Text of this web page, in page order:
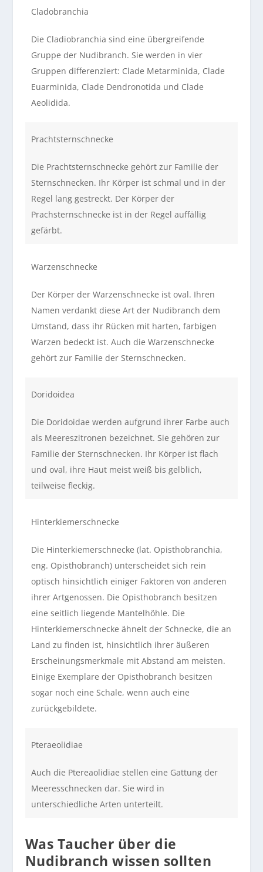
Cladobranchia
Die Cladiobranchia sind eine übergreifende
Gruppe der Nudibranch. Sie werden in vier
Gruppen differenziert: Clade Metarminida, Clade
Euarminida, Clade Dendronotida und Clade
Aeolidida.
Prachtsternschnecke
Die Prachtsternschnecke gehört zur Familie der
Sternschnecken. Ihr Körper ist schmal und in der
Regel lang gestreckt. Der Körper der
Prachsternschnecke ist in der Regel auffällig
gefärbt.
Warzenschnecke
Der Körper der Warzenschnecke ist oval. Ihren
Namen verdankt diese Art der Nudibranch dem
Umstand, dass ihr Rücken mit harten, farbigen
Warzen bedeckt ist. Auch die Warzenschnecke
gehört zur Familie der Sternschnecken.
Doridoidea
Die Doridoidae werden aufgrund ihrer Farbe auch
als Meereszitronen bezeichnet. Sie gehören zur
Familie der Sternschnecken. Ihr Körper ist flach
und oval, ihre Haut meist weiß bis gelblich,
teilweise fleckig.
Hinterkiemerschnecke
Die Hinterkiemerschnecke (lat. Opisthobranchia,
eng. Opisthobranch) unterscheidet sich rein
optisch hinsichtlich einiger Faktoren von anderen
ihrer Artgenossen. Die Opisthobranch besitzen
eine seitlich liegende Mantelhöhle. Die
Hinterkiemerschnecke ähnelt der Schnecke, die an
Land zu finden ist, hinsichtlich ihrer äußeren
Erscheinungsmerkmale mit Abstand am meisten.
Einige Exemplare der Opisthobranch besitzen
sogar noch eine Schale, wenn auch eine
zurückgebildete.
Pteraeolidiae
Auch die Ptereaolidiae stellen eine Gattung der
Meeresschnecken dar. Sie wird in
unterschiedliche Arten unterteilt.
Was Taucher über die
Nudibranch wissen sollten